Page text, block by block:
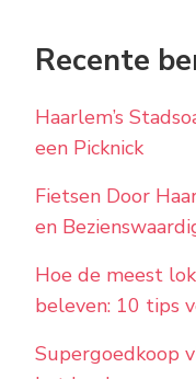
Recente
Haarlem’s
een Picknick
Fietsen Door
en
Hoe de meest
beleven: 10 tips
Supergoedkoop